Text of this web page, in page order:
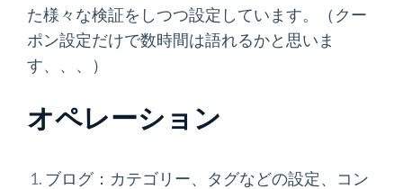
た様々な検証をしつつ設定しています。（クー
ポン設定だけで数時間は語れるかと思いま
す、、、）
オペレーション
ブログ：カテゴリー、タグなどの設定、コン